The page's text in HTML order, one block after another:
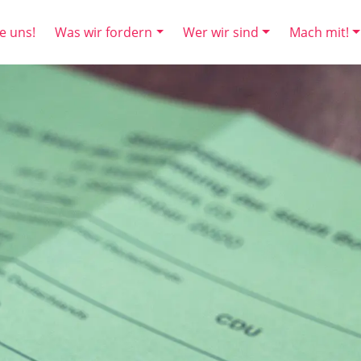
uns! Was wir fordern Wer wir sind Mach mit!